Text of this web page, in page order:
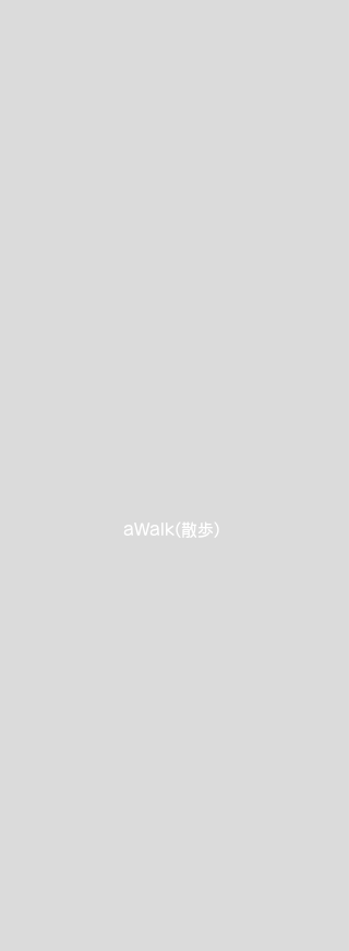
aWalk(散歩)